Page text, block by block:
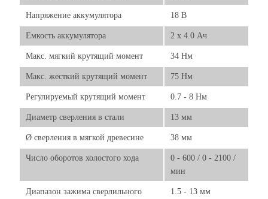
Напряжение аккумулятора 18 В
Емкость аккумулятора 2 x 4.0 Ач
Макс. мягкий крутящий момент 34 Нм
Макс. жесткий крутящий момент 75 Нм
Регулируемый крутящий момент 0.7 - 8 Нм
Диаметр сверления в стали 13 мм
Ø сверления в мягкой древесине 38 мм
Число оборотов холостого хода
0 - 600 / 0 - 2100 /
мин
Диапазон зажима сверлильного
1.5 - 13 мм